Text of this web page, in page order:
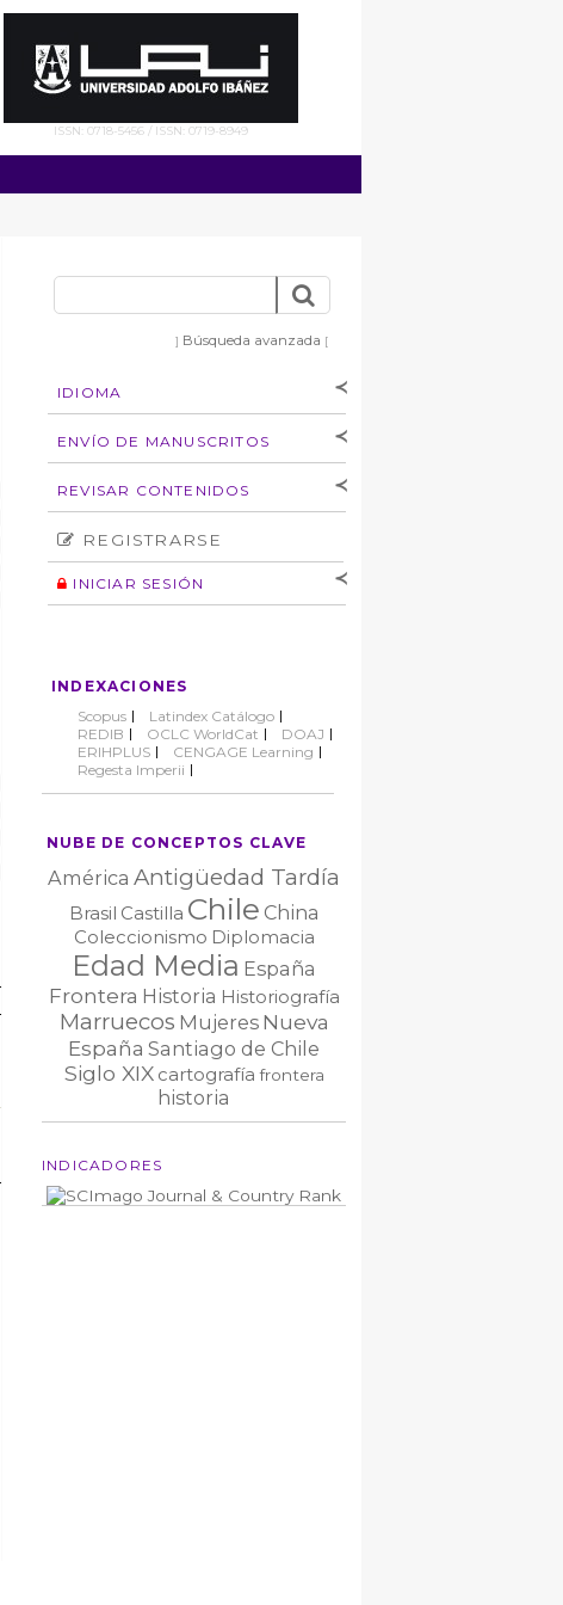
ISSN: 0718-5456 / ISSN: 0719-8949
] Búsqueda avanzada [
IDIOMA
[Español ] [English]
ENVÍO DE MANUSCRITOS
autores
Derechos de autoría
Normas éticas
REVISAR CONTENIDOS
Número
Autor
REGISTRARSE
INICIAR SESIÓN
INDEXACIONES
Scopus
Latindex Catálogo
REDIB
OCLC WorldCat
DOAJ
ERIHPLUS
CENGAGE Learning
Regesta Imperii
NUBE DE CONCEPTOS CLAVE
América Antigüedad Tardía
Brasil Castilla Chile China
Coleccionismo Diplomacia
Edad Media España
Frontera Historia Historiografía
Marruecos Mujeres Nueva
España Santiago de Chile
Siglo XIX cartografía frontera
historia
INDICADORES